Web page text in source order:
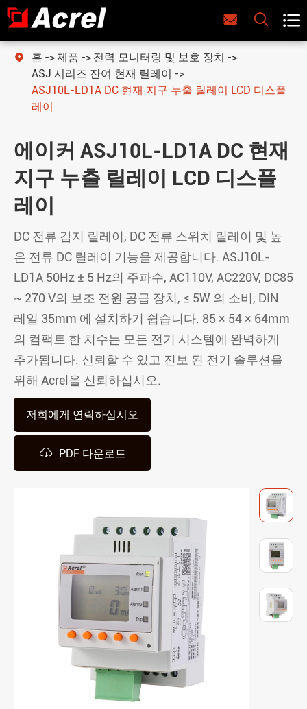
  
 홈 제품
전력 모니터링 및 보호 장치
ASJ 시리즈 잔여 현재 릴레이
ASJ10L-LD1A DC 현재 지구 누출 릴레이 LCD 디스플
레이
에이커 ASJ10L-LD1A DC 현재
지구 누출 릴레이 LCD 디스플
레이
DC 전류 감지 릴레이, DC 전류 스위치 릴레이 및 높
은 전류 DC 릴레이 기능을 제공합니다. ASJ10L-
LD1A 50Hz ± 5 Hz의 주파수, AC110V, AC220V, DC85
~ 270 V의 보조 전원 공급 장치, ≤ 5W 의 소비, DIN
레일 35mm 에 설치하기 쉽습니다. 85 × 54 × 64mm
의 컴팩트 한 치수는 모든 전기 시스템에 완벽하게
추가됩니다. 신뢰할 수 있고 진보 된 전기 솔루션을
위해 Acrel을 신뢰하십시오.
저희에게 연락하십시오
 PDF 다운로드